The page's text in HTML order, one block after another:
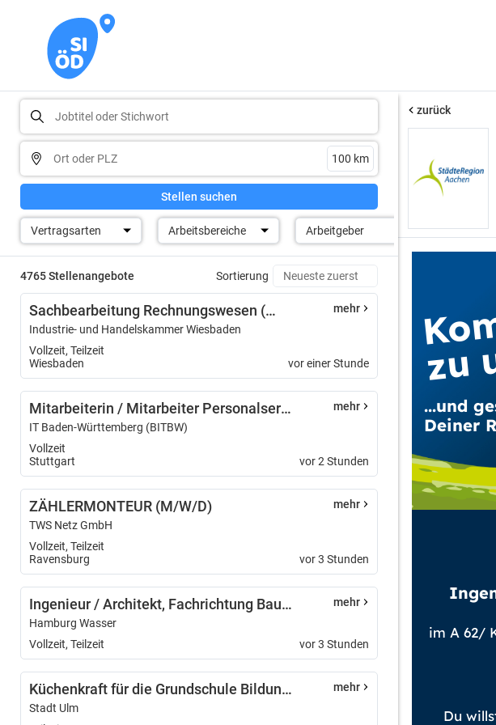
Stellen suchen
Vertragsarten Arbeitsbereiche Arbeitgeber
4765 Stellenangebote Sortierung
Sachbearbeitung Rechnungswesen (m/w/d)
Industrie- und Handelskammer Wiesbaden
Vollzeit, Teilzeit
Wiesbaden
mehr
vor einer Stunde
Mitarbeiterin / Mitarbeiter Personalservice (w/m/d) Schwerpunkt Bewerbungsmanagement - 12219-12
IT Baden-Württemberg (BITBW)
Vollzeit
Stuttgart
mehr
vor 2 Stunden
ZÄHLERMONTEUR (M/W/D)
TWS Netz GmbH
Vollzeit, Teilzeit
Ravensburg
mehr
vor 3 Stunden
Ingenieur / Architekt, Fachrichtung Bautechnik und Ingenieurbau (m/w/d)
Hamburg Wasser
Vollzeit, Teilzeit
mehr
vor 3 Stunden
Küchenkraft für die Grundschule Bildungshaus Ulmer Spatz (m/w/d)
Stadt Ulm
mehr
zurück